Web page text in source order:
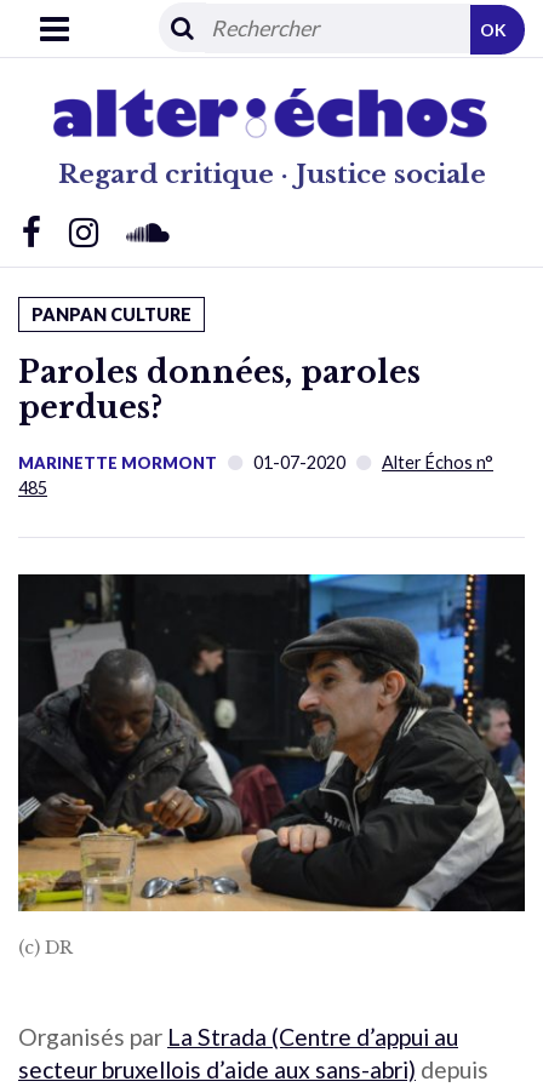
Regard critique · Justice sociale
OK
PANPAN CULTURE
Paroles données, paroles
perdues?
MARINETTE MORMONT 01-07-2020
Alter Échos n°
485
(c) DR
Organisés par La Strada (Centre d’appui au
secteur bruxellois d’aide aux sans-abri) depuis